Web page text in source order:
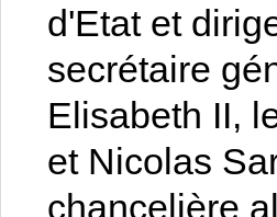
d'Etat et
secrétaire
Elisabeth II,
et Nicolas
chancelière